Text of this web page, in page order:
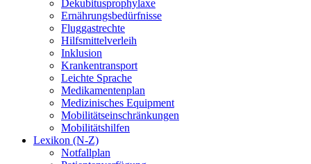
Dekubitusprophylaxe
Ernährungsbedürfnisse
Fluggastrechte
Hilfsmittelverleih
Inklusion
Krankentransport
Leichte Sprache
Medikamentenplan
Medizinisches Equipment
Mobilitätseinschränkungen
Mobilitätshilfen
Lexikon (N-Z)
Notfallplan